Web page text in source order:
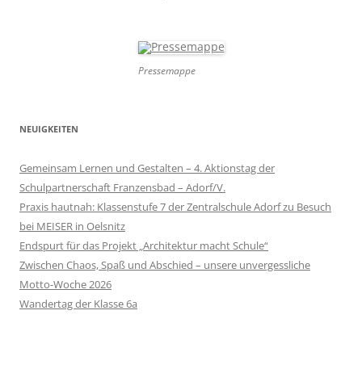
Pressemappe
NEUIGKEITEN
Gemeinsam Lernen und Gestalten – 4. Aktionstag der
Schulpartnerschaft Franzensbad – Adorf/V.
Praxis hautnah: Klassenstufe 7 der Zentralschule Adorf zu Besuch
bei MEISER in Oelsnitz
Endspurt für das Projekt „Architektur macht Schule“
Zwischen Chaos, Spaß und Abschied – unsere unvergessliche
Motto-Woche 2026
Wandertag der Klasse 6a